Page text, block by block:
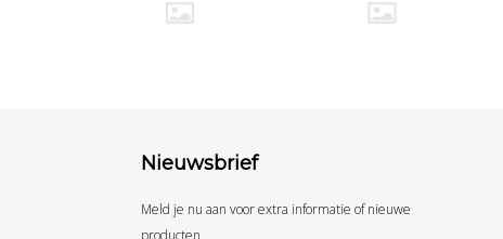
Nieuwsbrief
Meld je nu aan voor extra informatie of nieuwe